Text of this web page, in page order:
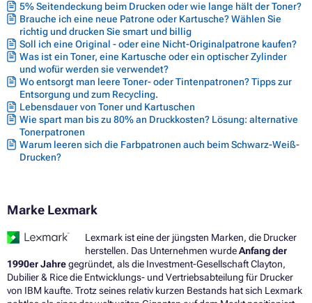
5% Seitendeckung beim Drucken oder wie lange hält der Toner?
Brauche ich eine neue Patrone oder Kartusche? Wählen Sie
richtig und drucken Sie smart und billig
Soll ich eine Original - oder eine Nicht-Originalpatrone kaufen?
Was ist ein Toner, eine Kartusche oder ein optischer Zylinder
und wofür werden sie verwendet?
Wo entsorgt man leere Toner- oder Tintenpatronen? Tipps zur
Entsorgung und zum Recycling.
Lebensdauer von Toner und Kartuschen
Wie spart man bis zu 80% an Druckkosten? Lösung: alternative
Tonerpatronen
Warum leeren sich die Farbpatronen auch beim Schwarz-Weiß-
Drucken?
Marke Lexmark
Lexmark ist eine der jüngsten Marken, die Drucker
herstellen. Das Unternehmen wurdeAnfang der
1990er Jahregegründet, als die Investment-Gesellschaft Clayton,
Dubilier & Rice die Entwicklungs- und Vertriebsabteilung für Drucker
von IBM kaufte. Trotz seines relativ kurzen Bestands hat sich Lexmark